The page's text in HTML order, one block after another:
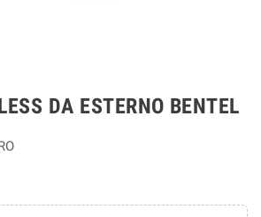
DA ESTERNO BENTEL